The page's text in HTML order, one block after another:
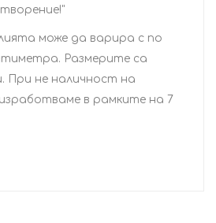
може да варира с по
Размерите са
При не наличност на
в рамките на 7